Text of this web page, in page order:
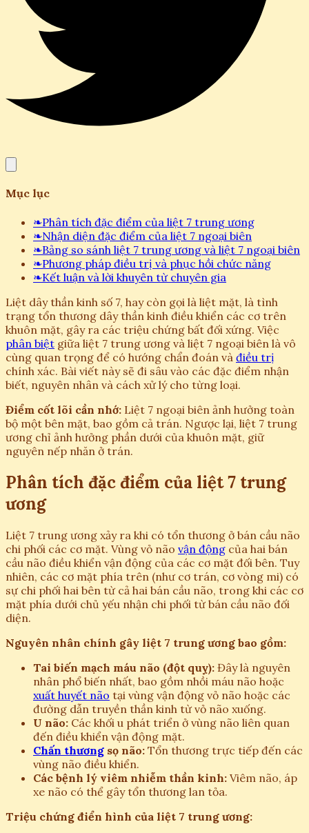
Mục lục
❧Phân tích đặc điểm của liệt 7 trung ương
❧Nhận diện đặc điểm của liệt 7 ngoại biên
❧Bảng so sánh liệt 7 trung ương và liệt 7 ngoại biên
❧Phương pháp điều trị và phục hồi chức năng
❧Kết luận và lời khuyên từ chuyên gia
Liệt dây thần kinh số 7, hay còn gọi là liệt mặt, là tình
trạng tổn thương dây thần kinh điều khiển các cơ trên
khuôn mặt, gây ra các triệu chứng bất đối xứng. Việc
phân biệt giữa liệt 7 trung ương và liệt 7 ngoại biên là vô
cùng quan trọng để có hướng chẩn đoán và điều trị
chính xác. Bài viết này sẽ đi sâu vào các đặc điểm nhận
biết, nguyên nhân và cách xử lý cho từng loại.
Điểm cốt lõi cần nhớ: Liệt 7 ngoại biên ảnh hưởng toàn
bộ một bên mặt, bao gồm cả trán. Ngược lại, liệt 7 trung
ương chỉ ảnh hưởng phần dưới của khuôn mặt, giữ
nguyên nếp nhăn ở trán.
Phân tích đặc điểm của liệt 7 trung
ương
Liệt 7 trung ương xảy ra khi có tổn thương ở bán cầu não
chi phối các cơ mặt. Vùng vỏ não vận động của hai bán
cầu não điều khiển vận động của các cơ mặt đối bên. Tuy
nhiên, các cơ mặt phía trên (như cơ trán, cơ vòng mi) có
sự chi phối hai bên từ cả hai bán cầu não, trong khi các cơ
mặt phía dưới chủ yếu nhận chi phối từ bán cầu não đối
diện.
Nguyên nhân chính gây liệt 7 trung ương bao gồm:
Tai biến mạch máu não (đột quỵ): Đây là nguyên
nhân phổ biến nhất, bao gồm nhồi máu não hoặc
xuất huyết não tại vùng vận động vỏ não hoặc các
đường dẫn truyền thần kinh từ vỏ não xuống.
U não: Các khối u phát triển ở vùng não liên quan
đến điều khiển vận động mặt.
Chấn thương sọ não: Tổn thương trực tiếp đến các
vùng não điều khiển.
Các bệnh lý viêm nhiễm thần kinh: Viêm não, áp
xe não có thể gây tổn thương lan tỏa.
Triệu chứng điển hình của liệt 7 trung ương: